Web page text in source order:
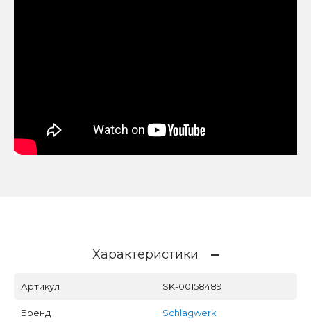
Характеристики
Артикул SK-00158489
Бренд Schlagwerk